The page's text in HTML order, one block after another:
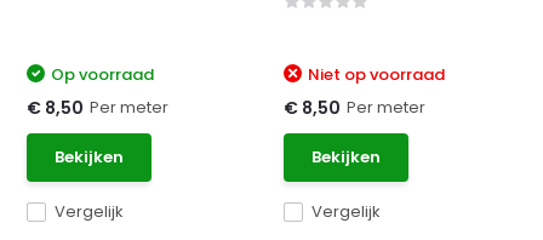
Vergelijk
Op voorraad
€ 8,50 Per meter
Bekijken
Vergelijk
Niet op voorraad
€ 8,50 Per meter
Bekijken